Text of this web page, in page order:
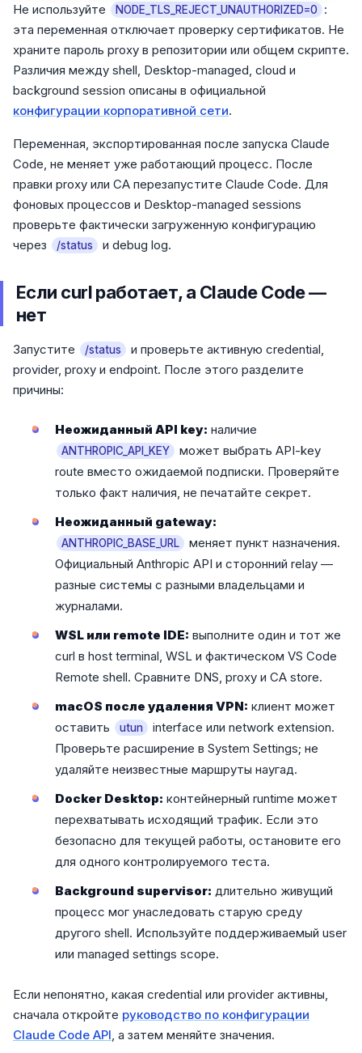
Не используйте NODE_TLS_REJECT_UNAUTHORIZED=0
:
эта переменная отключает проверку сертификатов. Не
храните пароль proxy в репозитории или общем скрипте.
Различия между shell, Desktop-managed, cloud и
background session описаны в официальной
конфигурации корпоративной сети.
Переменная, экспортированная после запуска Claude
Code, не меняет уже работающий процесс. После
правки proxy или CA перезапустите Claude Code. Для
фоновых процессов и Desktop-managed sessions
проверьте фактически загруженную конфигурацию
через
/status и debug log.
Если curl работает, а Claude Code —
нет
Запустите /status
и проверьте активную credential,
provider, proxy и endpoint. После этого разделите
причины:
Неожиданный API key: наличие
ANTHROPIC_API_KEY
может выбрать API-key
route вместо ожидаемой подписки. Проверяйте
только факт наличия, не печатайте секрет.
Неожиданный gateway:
ANTHROPIC_BASE_URL
меняет пункт назначения.
Официальный Anthropic API и сторонний relay —
разные системы с разными владельцами и
журналами.
WSL или remote IDE: выполните один и тот же
curl в host terminal, WSL и фактическом VS Code
Remote shell. Сравните DNS, proxy и CA store.
macOS после удаления VPN: клиент может
оставить
utun
interface или network extension.
Проверьте расширение в System Settings; не
удаляйте неизвестные маршруты наугад.
Docker Desktop: контейнерный runtime может
перехватывать исходящий трафик. Если это
безопасно для текущей работы, остановите его
для одного контролируемого теста.
Background supervisor: длительно живущий
процесс мог унаследовать старую среду
другого shell. Используйте поддерживаемый user
или managed settings scope.
Если непонятно, какая credential или provider активны,
сначала откройте руководство по конфигурации
Claude Code API, а затем меняйте значения.